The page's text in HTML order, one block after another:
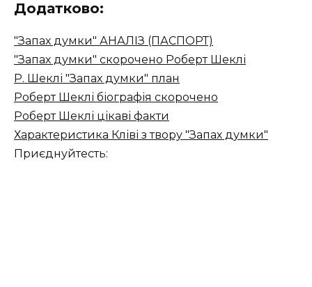
Додатково:
"Запах думки" АНАЛІЗ (ПАСПОРТ)
"Запах думки" скорочено Роберт Шеклі
Р. Шеклі "Запах думки" план
Роберт Шеклі біографія скорочено
Роберт Шеклі цікаві факти
Характеристика Кліві з твору "Запах думки"
Приєднуйтесть: